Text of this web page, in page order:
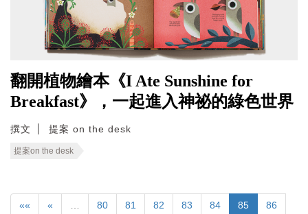
翻開植物繪本《I Ate Sunshine for
Breakfast》，一起進入神祕的綠色世界
撰文 提案 on the desk
提案on the desk
«« « 80 81 82 83 84 85 86